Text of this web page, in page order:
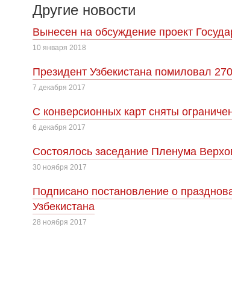
Другие новости
Вынесен на обсуждение проект
10 января 2018
Президент Узбекистана помиловал
7 декабря 2017
С конверсионных карт сняты
6 декабря 2017
Cостоялось заседание Пленума
30 ноября 2017
Подписано постановление о
Узбекистана
28 ноября 2017